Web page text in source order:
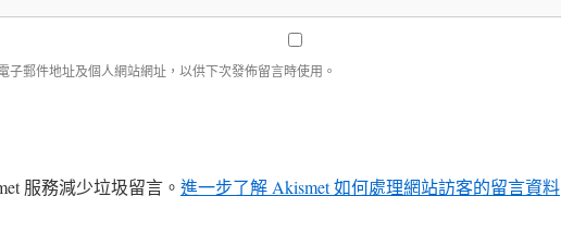
子郵件地址及個人網站網址，以供下次發佈留言時使用。
服務減少垃圾留言。 進一步了解 Akismet 如何處理網站訪客的留言資料